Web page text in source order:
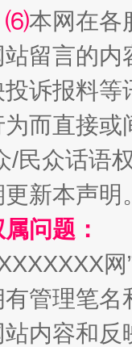
规模
⑹本网在各
留言的内
诉报料
而直接
/民众话语
新本声明
问题：
管理笔
站内容和